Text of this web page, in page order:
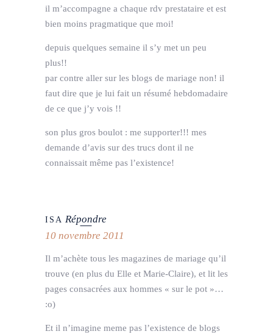
il m’accompagne a chaque rdv prestataire et est
bien moins pragmatique que moi!
depuis quelques semaine il s’y met un peu
plus!!
par contre aller sur les blogs de mariage non! il
faut dire que je lui fait un résumé hebdomadaire
de ce que j’y vois !!
son plus gros boulot : me supporter!!! mes
demande d’avis sur des trucs dont il ne
connaissait même pas l’existence!
ISA Répondre
10 novembre 2011
Il m’achète tous les magazines de mariage qu’il
trouve (en plus du Elle et Marie-Claire), et lit les
pages consacrées aux hommes « sur le pot »…
:o)
Et il n’imagine meme pas l’existence de blogs